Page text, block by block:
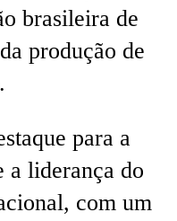
brasileira de
produção de
para a
a liderança do
com um